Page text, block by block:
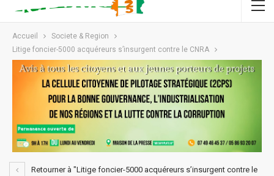
Accueil
Societe & Region
Litige foncier-5000 acquéreurs s’insurgent contre le CNRA
Retourner à "Litige foncier-5000 acquéreurs s’insurgent contre le